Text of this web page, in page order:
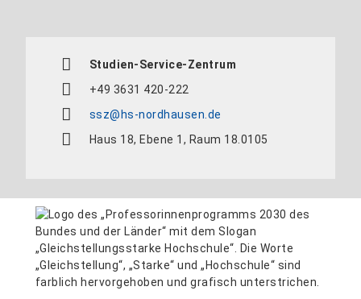
Studien-Service-Zentrum
+49 3631 420-222
ssz@hs-nordhausen.de
Haus 18, Ebene 1, Raum 18.0105